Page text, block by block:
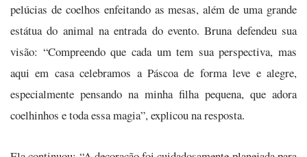
pelúcias de coelhos enfeitando as mesas, além de uma grande
estátua do animal na entrada do evento. Bruna defendeu sua
visão: “Compreendo que cada um tem sua perspectiva, mas
aqui em casa celebramos a Páscoa de forma leve e alegre,
especialmente pensando na minha filha pequena, que adora
coelhinhos e toda essa magia”, explicou na resposta.